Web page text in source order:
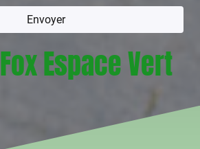
Envoyer
Fox Espace Vert